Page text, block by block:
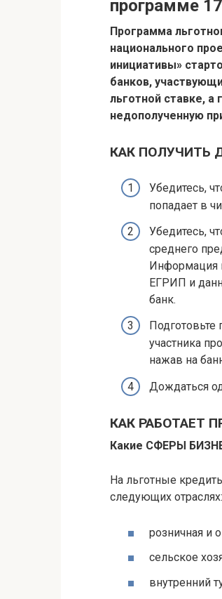
программе
Программа
национального
инициативы»
банков,
льготной ставке,
недополученную
КАК ПОЛУЧИТЬ
Убедитесь,
попадает в
Убедитесь,
среднего
Информация
ЕГРИП и
банк.
Подготовьте
участника
нажав на
Дождаться
КАК РАБОТАЕТ
Какие СФЕРЫ
На льготные
следующих отраслях:
розничная и
сельское
внутренний